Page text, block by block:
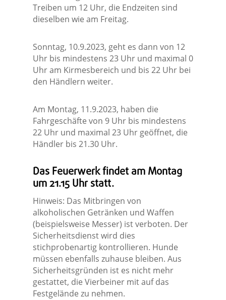
Treiben um 12 Uhr, die Endzeiten sind
dieselben wie am Freitag.
Sonntag, 10.9.2023, geht es dann von 12
Uhr bis mindestens 23 Uhr und maximal 0
Uhr am Kirmesbereich und bis 22 Uhr bei
den Händlern weiter.
Am Montag, 11.9.2023, haben die
Fahrgeschäfte von 9 Uhr bis mindestens
22 Uhr und maximal 23 Uhr geöffnet, die
Händler bis 21.30 Uhr.
Das Feuerwerk findet am Montag
um 21.15 Uhr statt.
Hinweis: Das Mitbringen von
alkoholischen Getränken und Waffen
(beispielsweise Messer) ist verboten. Der
Sicherheitsdienst wird dies
stichprobenartig kontrollieren. Hunde
müssen ebenfalls zuhause bleiben. Aus
Sicherheitsgründen ist es nicht mehr
gestattet, die Vierbeiner mit auf das
Festgelände zu nehmen.